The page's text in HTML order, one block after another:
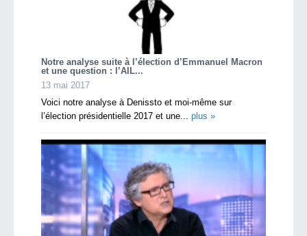
Notre analyse suite à l’élection d’Emmanuel Macron
et une question : l’AIL...
13 mai 2017
Voici notre analyse à Denissto et moi-même sur
l’élection présidentielle 2017 et une... plus »